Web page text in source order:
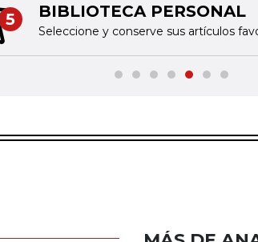
5 BIBLIOTECA PERSONAL
Seleccione y conserve sus artículos